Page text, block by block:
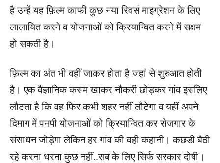
है उन्हें यह फ़िल्म काफी कुछ नया रिवर्स माइग्रेशन के लिए
लालायित करने व योजनाओं को क्रियान्वित करने में सक्षम
हो सकती है।
फ़िल्म का अंत भी वहीं जाकर होता है जहां से शुरुआत होती
है। एक वैज्ञानिक कसम खाकर नौकरी छोड़कर गांव इसलिए
लौटता है कि वह फिर कभी शहर नहीं लौटेगा व यहीं अपने
दिमाग में पनपी योजनाओं को क्रियान्वित कर रोजगार के
संसाधन जोड़ेगा लेकिन हर गांव की वही कहानी। कछडी बैठी
रहे करना धरना कुछ नहीं..सब के लिए सिर्फ सरकार दोषी।